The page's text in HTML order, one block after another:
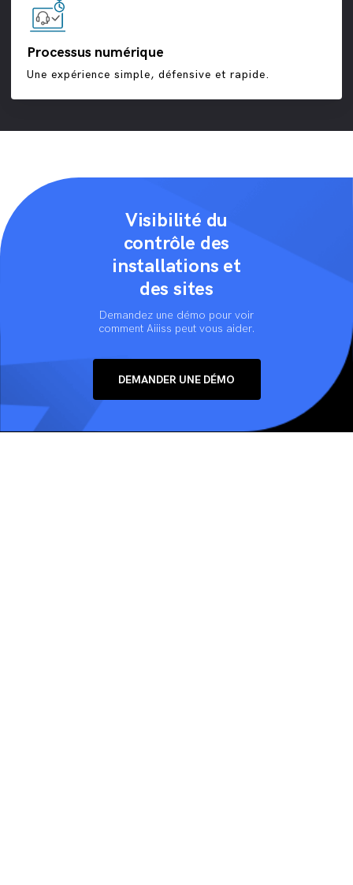
Processus numérique
Une expérience simple, défensive et rapide.
Visibilité du
contrôle des
installations et
des sites
Demandez une démo pour voir
comment Aiiiss peut vous aider.
DEMANDER UNE DÉMO